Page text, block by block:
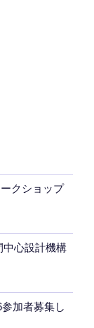
クショップ
中心設計機構
加者募集し